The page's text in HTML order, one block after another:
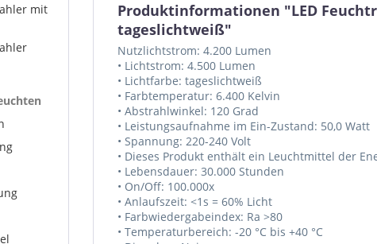
mit
Produktinformationen "LED
tageslichtweiß"
Nutzlichtstrom: 4.200 Lumen
• Lichtstrom: 4.500 Lumen
• Lichtfarbe: tageslichtweiß
• Farbtemperatur: 6.400 Kelvin
• Abstrahlwinkel: 120 Grad
• Leistungsaufnahme im Ein-Zustand: 50,0 Watt
• Spannung: 220-240 Volt
• Dieses Produkt enthält ein Leuchtmittel der
• Lebensdauer: 30.000 Stunden
• On/Off: 100.000x
• Anlaufszeit: <1s = 60% Licht
• Farbwiedergabeindex: Ra >80
• Temperaturbereich: -20 °C bis +40 °C